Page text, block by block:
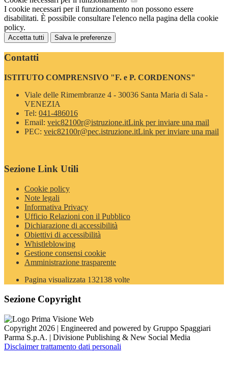
I cookie necessari per il funzionamento non possono essere
disabilitati. È possibile consultare l'elenco nella pagina della cookie
policy.
Accetta tutti Salva le preferenze
Contatti
ISTITUTO COMPRENSIVO "F. e P. CORDENONS"
Viale delle Rimembranze 4 - 30036 Santa Maria di Sala -
VENEZIA
Tel: 041-486016
Email: veic82100r@istruzione.itLink per inviare una mail
PEC: veic82100r@pec.istruzione.itLink per inviare una mail
Sezione Link Utili
Cookie policy
Note legali
Informativa Privacy
Ufficio Relazioni con il Pubblico
Dichiarazione di accessibilità
Obiettivi di accessibilità
Whistleblowing
Gestione consensi cookie
Amministrazione trasparente
Pagina visualizzata 132138 volte
Sezione Copyright
Copyright 2026 | Engineered and powered by Gruppo Spaggiari
Parma S.p.A. | Divisione Publishing & New Social Media
Disclaimer trattamento dati personali